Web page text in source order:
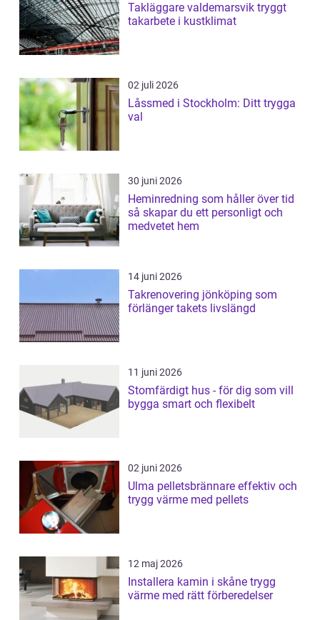
Takläggare valdemarsvik tryggt
takarbete i kustklimat
02 juli 2026
Låssmed i Stockholm: Ditt trygga
val
30 juni 2026
Heminredning som håller över tid
så skapar du ett personligt och
medvetet hem
14 juni 2026
Takrenovering jönköping som
förlänger takets livslängd
11 juni 2026
Stomfärdigt hus - för dig som vill
bygga smart och flexibelt
02 juni 2026
Ulma pelletsbrännare effektiv och
trygg värme med pellets
12 maj 2026
Installera kamin i skåne trygg
värme med rätt förberedelser